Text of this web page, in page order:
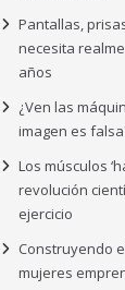
Pantallas,
necesita
años
¿Ven las
imagen es
Los músculos
revolución
ejercicio
Construyendo
mujeres